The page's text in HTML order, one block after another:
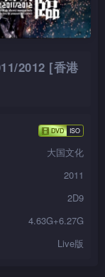
2012 [香港
大国文化
2011
2D9
4.63G+6.27G
Live版